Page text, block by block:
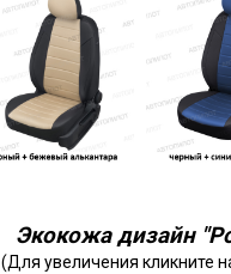
Экокожа дизайн
(Для увеличения кликните